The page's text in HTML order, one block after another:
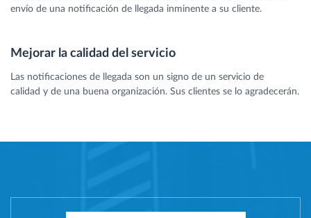
envío de una notificación de llegada inminente a su cliente.
Mejorar la calidad del servicio
Las notificaciones de llegada son un signo de un servicio de
calidad y de una buena organización. Sus clientes se lo agradecerán.